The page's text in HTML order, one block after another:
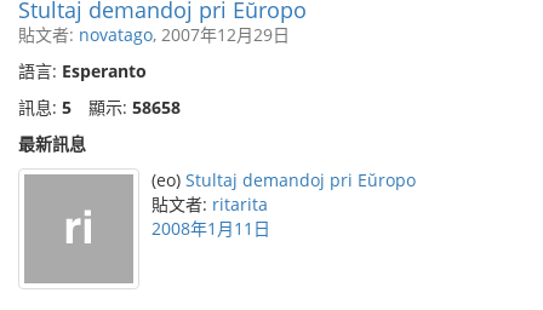
Stultaj demandoj pri Eŭropo
貼文者: novatago, 2007年12月29日
語言: Esperanto
訊息: 5 顯示: 58658
最新訊息
(eo) Stultaj demandoj pri Eŭropo
貼文者: ritarita
2008年1月11日